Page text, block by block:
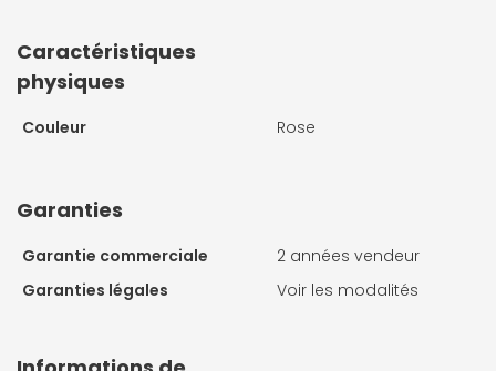
Caractéristiques
physiques
Couleur Rose
Garanties
Garantie commerciale
2 années vendeur
Garanties légales
Voir les modalités